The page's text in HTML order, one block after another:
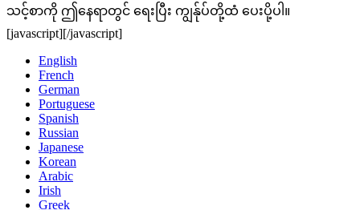
သင့်စာကို ဤနေရာတွင် ရေးပြီး ကျွန်ုပ်တို့ထံ ပေးပို့ပါ။
[javascript][/javascript]
English
French
German
Portuguese
Spanish
Russian
Japanese
Korean
Arabic
Irish
Greek